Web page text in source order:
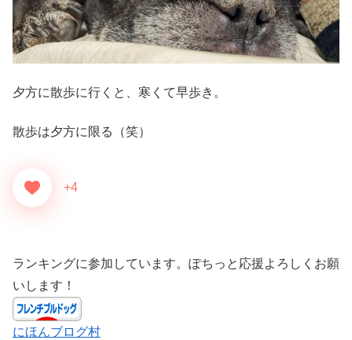
夕方に散歩に行くと、寒くて早歩き。
散歩は夕方に限る（笑）
+4
ランキングに参加しています。ぽちっと応援よろしくお願
いします！
にほんブログ村